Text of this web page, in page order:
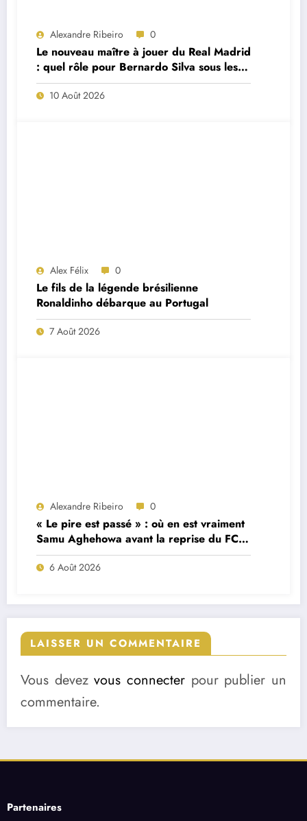
Alexandre Ribeiro 0
Le nouveau maître à jouer du Real Madrid
: quel rôle pour Bernardo Silva sous les
ordres de José Mourinho ?
10 Août 2026
Alex Félix 0
Le fils de la légende brésilienne
Ronaldinho débarque au Portugal
7 Août 2026
Alexandre Ribeiro 0
« Le pire est passé » : où en est vraiment
Samu Aghehowa avant la reprise du FC
Porto ?
6 Août 2026
LAISSER UN COMMENTAIRE
Vous devezvous connecter pour publier un
commentaire.
Partenaires